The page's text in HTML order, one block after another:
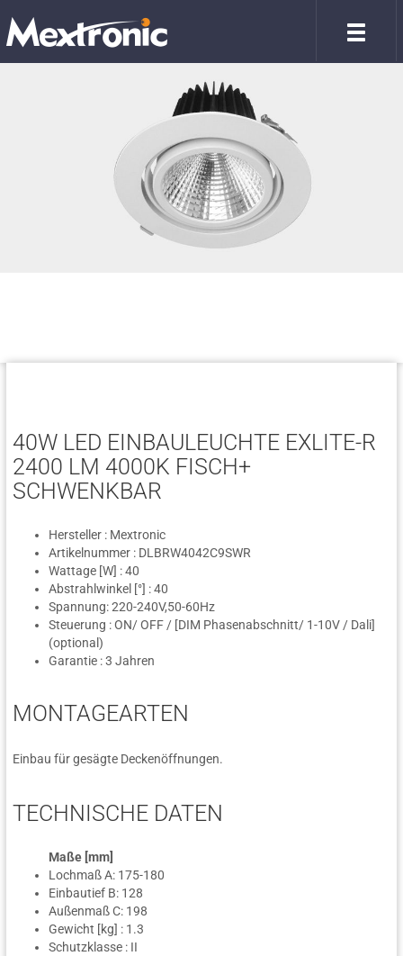
40W LED EINBAULEUCHTE EXLITE-R
2400 LM 4000K FISCH+
SCHWENKBAR
Hersteller : Mextronic
Artikelnummer : DLBRW4042C9SWR
Wattage [W] : 40
Abstrahlwinkel [°] : 40
Spannung: 220-240V,50-60Hz
Steuerung : ON/ OFF / [DIM Phasenabschnitt/ 1-10V / Dali]
(optional)
Garantie : 3 Jahren
MONTAGEARTEN
Einbau für gesägte Deckenöffnungen.
TECHNISCHE DATEN
Maße [mm]
Lochmaß A: 175-180
Einbautief B: 128
Außenmaß C: 198
Gewicht [kg] : 1.3
Schutzklasse : II